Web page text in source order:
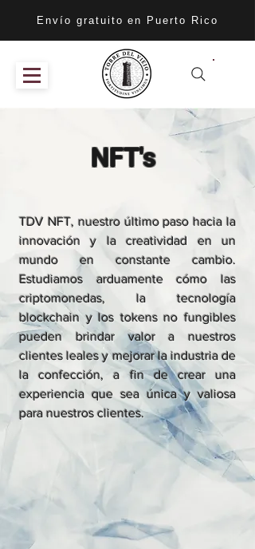
Envío gratuito en Puerto Rico
NFT's
TDV NFT, nuestro último paso hacia la
innovación y la creatividad en un
mundo en constante cambio.
Estudiamos arduamente cómo las
criptomonedas, la tecnología
blockchain y los tokens no fungibles
pueden brindar valor a nuestros
clientes leales y mejorar la industria de
la confección, a fin de crear una
experiencia que sea única y valiosa
para nuestros clientes.